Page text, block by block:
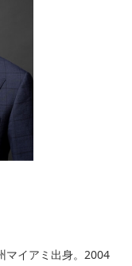
マイアミ出身。2004